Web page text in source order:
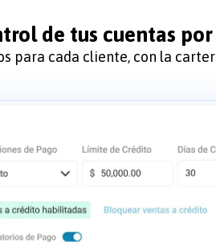
de tus cuentas
para cada cliente, con la